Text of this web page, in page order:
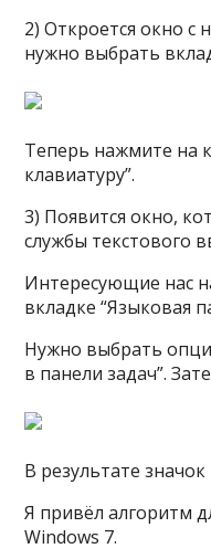
2) Откроется окно с
нужно выбрать
Теперь нажмите на
клавиатуру”.
3) Появится окно,
службы текстового
Интересующие нас
вкладке “Языковая
Нужно выбрать
в панели задач”.
В результате
Я привёл алгоритм
Windows 7.